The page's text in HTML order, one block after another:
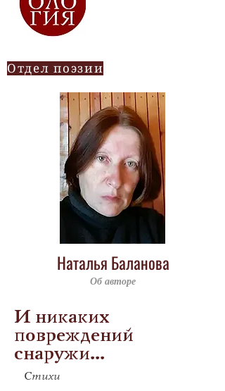
Отдел поэзии
Наталья Баланова
Об авторе
И никаких
повреждений
снаружи...
Стихи